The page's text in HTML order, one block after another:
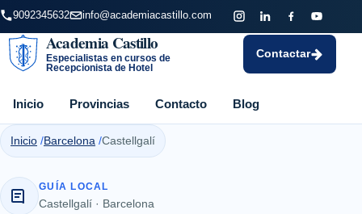
9092345632 info@academiacastillo.com
Academia Castillo
Especialistas en cursos de
Recepcionista de Hotel
Inicio Provincias Contacto Blog
Contactar
Inicio Barcelona Castellgalí
GUÍA LOCAL
Castellgalí · Barcelona